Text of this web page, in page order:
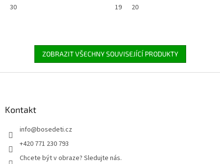
30
19 20
ZOBRAZIT VŠECHNY SOUVISEJÍCÍ PRODUKTY
Kontakt
info@bosedeti.cz
+420 771 230 793
Chcete být v obraze? Sledujte nás.